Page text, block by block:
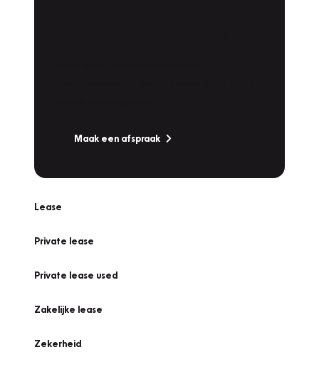
Maak een afspraak
Lease
Private lease
Private lease used
Zakelijke lease
Zekerheid